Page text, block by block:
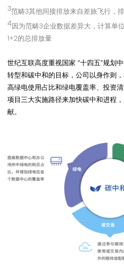
3范畴3其他间接排放来自差旅飞行，
4因为范畴3企业数据差异大，计算单
1+2的总排放量
世纪互联高度重视国家 “十四五”规划
转型和碳中和的目标，公司以身作则
高绿电使用占比和绿电覆盖率、投资
项目三大实施路径来加快碳中和进程
献。